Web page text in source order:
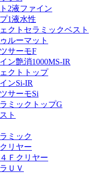
2液ファイン
1液水性
クトセラミックベスト
ルーマット
サーモF
ン艶消1000MS-IR
クトトップ
ンSi-IR
サーモSi
ミックトップG
ト
ミック
リヤー
Ｆクリヤー
ＵＶ